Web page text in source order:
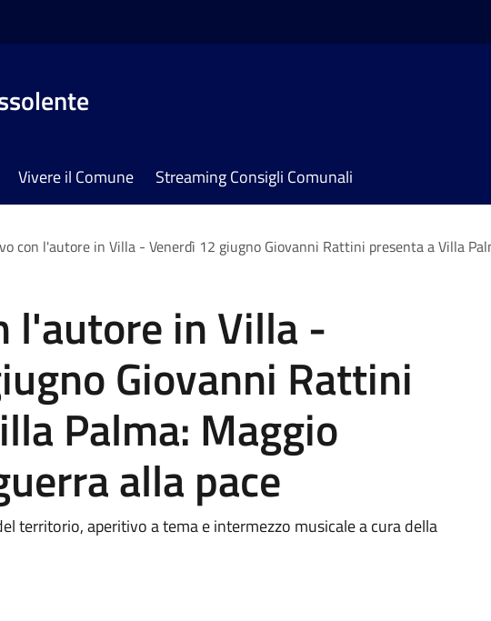
Vivere il Comune Streaming Consigli Comunali
con l'autore in Villa - Venerdì 12 giugno Giovanni Rattini presenta a Villa
l'autore in Villa -
Giovanni Rattini
Palma: Maggio
alla pace
territorio, aperitivo a tema e intermezzo musicale a cura della